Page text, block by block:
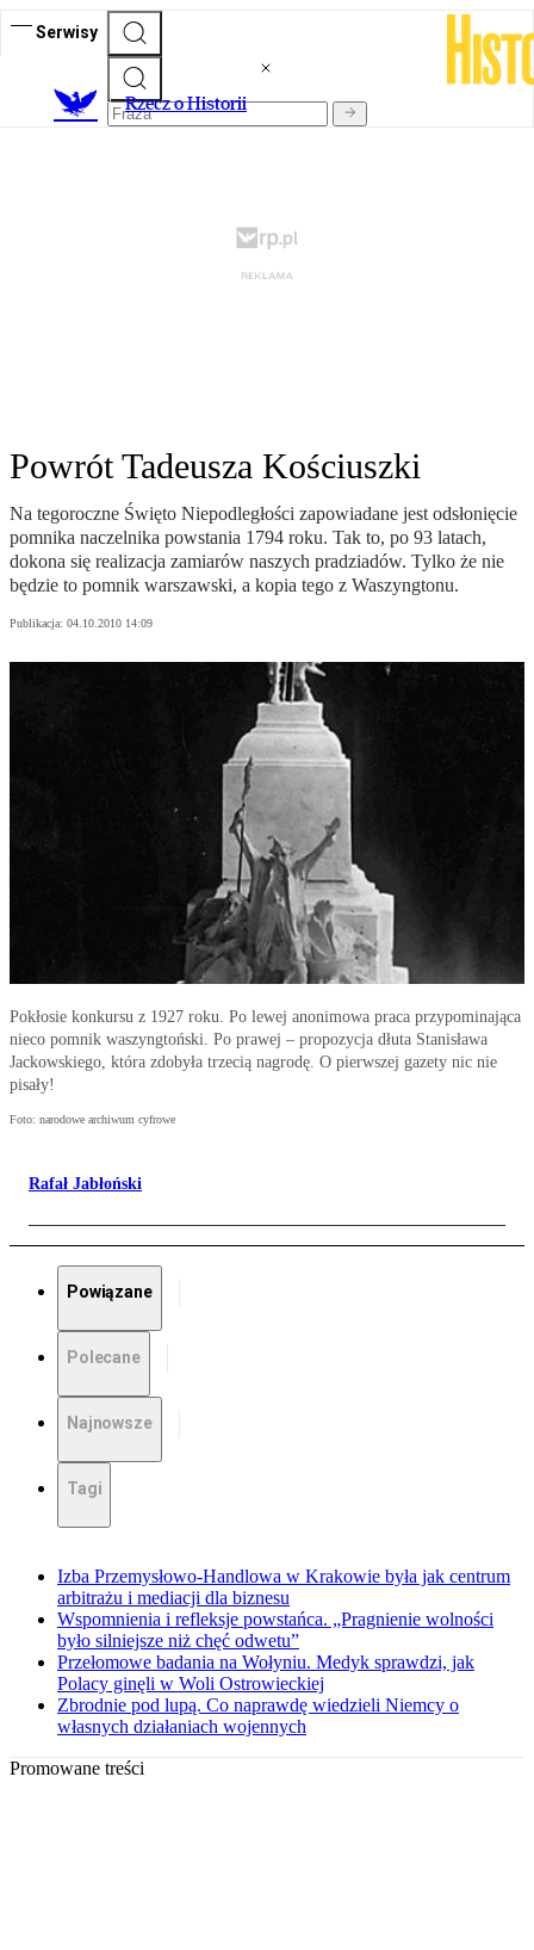
Serwisy
Rzecz o Historii
Powrót Tadeusza Kościuszki
Na tegoroczne Święto Niepodległości zapowiadane jest odsłonięcie
pomnika naczelnika powstania 1794 roku. Tak to, po 93 latach,
dokona się realizacja zamiarów naszych pradziadów. Tylko że nie
będzie to pomnik warszawski, a kopia tego z Waszyngtonu.
Publikacja: 04.10.2010 14:09
Pokłosie konkursu z 1927 roku. Po lewej anonimowa praca przypominająca
nieco pomnik waszyngtoński. Po prawej – propozycja dłuta Stanisława
Jackowskiego, która zdobyła trzecią nagrodę. O pierwszej gazety nic nie
pisały!
Foto: narodowe archiwum cyfrowe
Rafał Jabłoński
Powiązane
Polecane
Najnowsze
Tagi
Izba Przemysłowo-Handlowa w Krakowie była jak centrum
arbitrażu i mediacji dla biznesu
Wspomnienia i refleksje powstańca. „Pragnienie wolności
było silniejsze niż chęć odwetu”
Przełomowe badania na Wołyniu. Medyk sprawdzi, jak
Polacy ginęli w Woli Ostrowieckiej
Zbrodnie pod lupą. Co naprawdę wiedzieli Niemcy o
własnych działaniach wojennych
Promowane treści